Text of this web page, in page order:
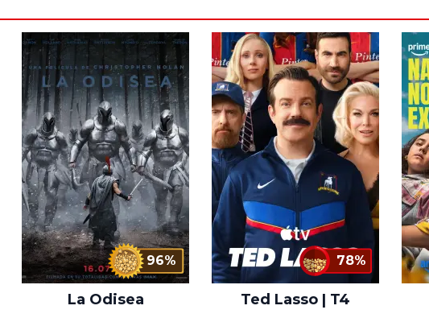
96%
La Odisea
78%
Ted Lasso | T4